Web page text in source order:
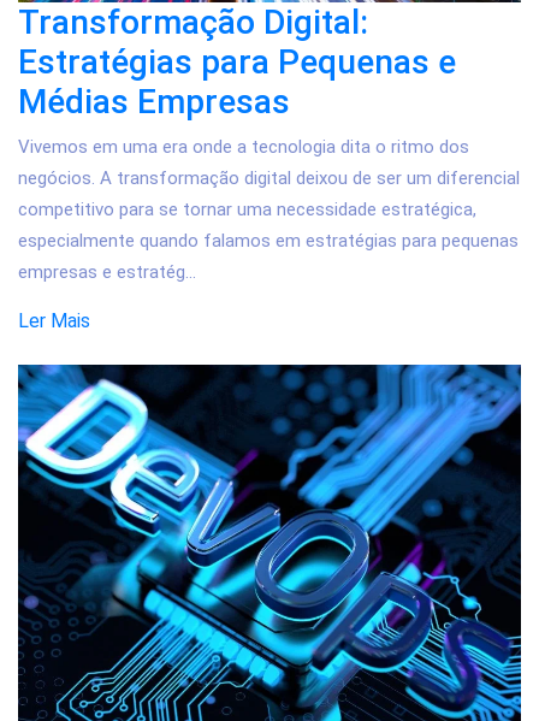
Transformação Digital:
Estratégias para Pequenas e
Médias Empresas
Vivemos em uma era onde a tecnologia dita o ritmo dos
negócios. A transformação digital deixou de ser um diferencial
competitivo para se tornar uma necessidade estratégica,
especialmente quando falamos em estratégias para pequenas
empresas e estratég...
Ler Mais